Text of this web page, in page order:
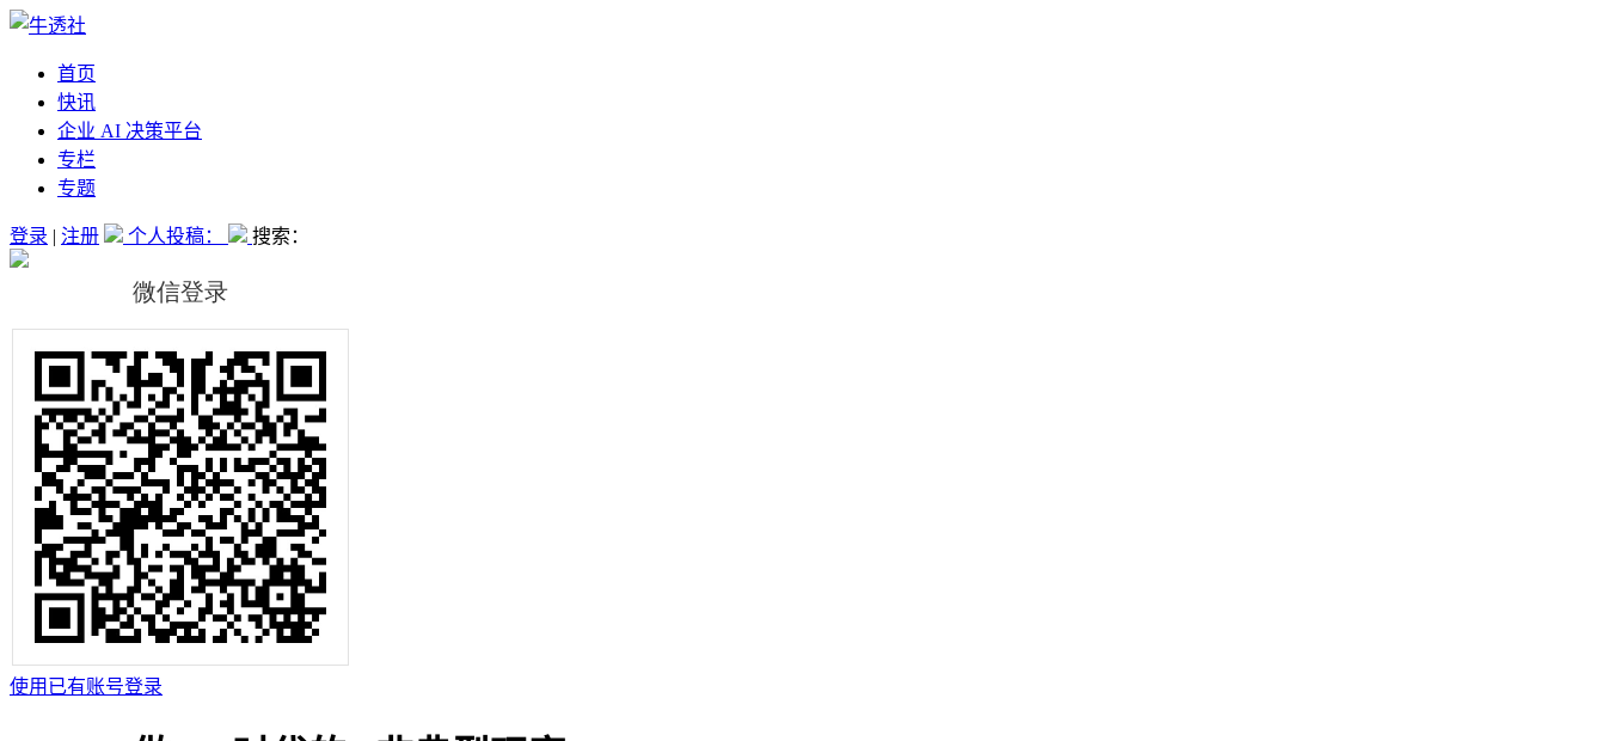
首页
快讯
企业 AI 决策平台
专栏
专题
登录 | 注册 个人投稿： 搜索：
使用已有账号登录